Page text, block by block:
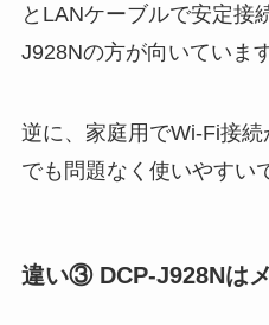
とLANケーブルで安定接
J928Nの方が向いています
逆に、家庭用でWi-Fi接
でも問題なく使いやすい
違い③ DCP-J928Nは